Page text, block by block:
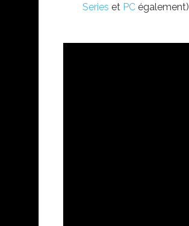
Series et PCégalement)